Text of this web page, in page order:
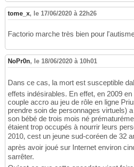
tome_x, le 17/06/2020 à 22h26
Factorio marche très bien pour
NoPr0n, le 18/06/2020 à 10h01
Dans ce cas, la mort est susceptible
effets indésirables. En effet, en 2009
couple accro au jeu de rôle en ligne
prendre soin de personnages virtuels)
son bébé de trois mois né
étaient trop occupés à nourrir leurs
2010, cest un jeune sud-coréen de 32
après avoir joué sur Internet environ
sarrêter.